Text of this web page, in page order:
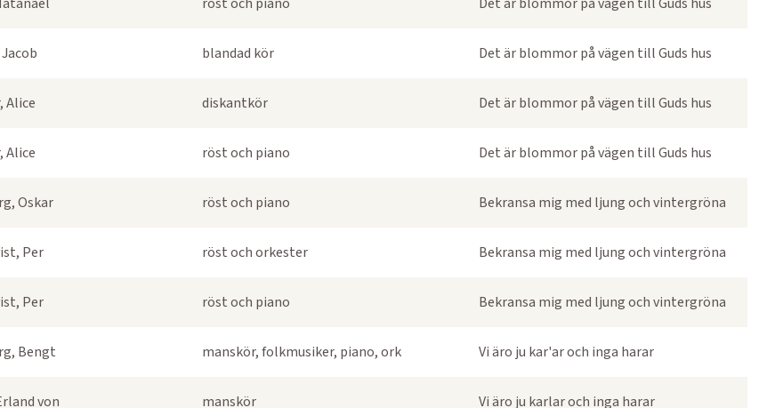
blandad kör Det är blommor på vägen till Guds hus
Alice diskantkör Det är blommor på vägen till Guds hus
Alice röst och piano Det är blommor på vägen till Guds hus
Oskar röst och piano Bekransa mig med ljung och vintergröna
Per röst och orkester Bekransa mig med ljung och vintergröna
Per röst och piano Bekransa mig med ljung och vintergröna
Bengt manskör, folkmusiker, piano, ork Vi äro ju kar'ar och inga harar
von manskör Vi äro ju karlar och inga harar